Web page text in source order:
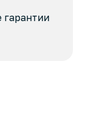
гарантии